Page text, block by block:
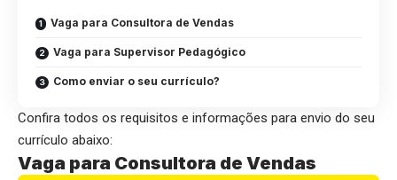
Vaga para Consultora de Vendas
Vaga para Supervisor Pedagógico
Como enviar o seu currículo?
Confira todos os requisitos e informações para envio do seu
currículo abaixo:
Vaga para Consultora de Vendas